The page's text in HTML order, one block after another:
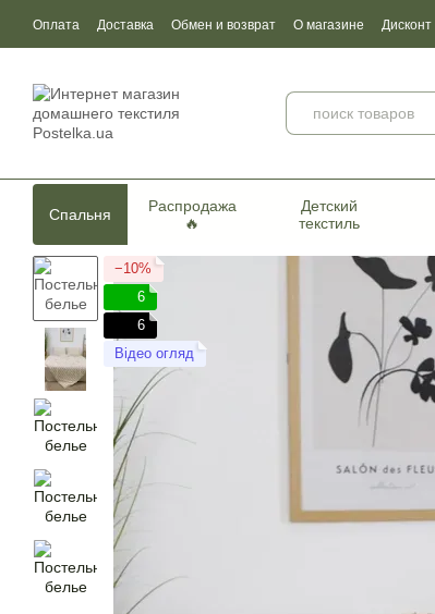
Оплата Доставка Обмен и возврат О магазине Дисконт
Пользовательское соглашение
Договор публичной оферты
Спальня
Распродажа
🔥
Детский
текстиль
−10%
6
6
Відео огляд